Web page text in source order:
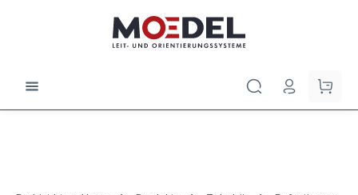
Zum Hauptinhalt springen